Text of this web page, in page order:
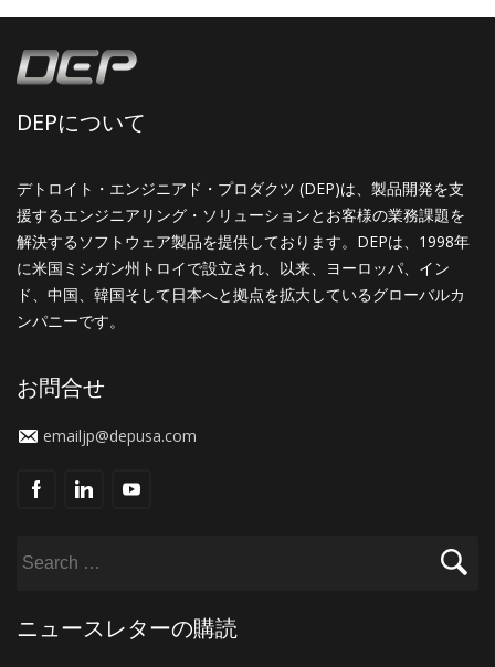
DEPについて
デトロイト・エンジニアド・プロダクツ (DEP)は、製品開発を支
援するエンジニアリング・ソリューションとお客様の業務課題を
解決するソフトウェア製品を提供しております。DEPは、1998年
に米国ミシガン州トロイで設立され、以来、ヨーロッパ、イン
ド、中国、韓国そして日本へと拠点を拡大しているグローバルカ
ンパニーです。
お問合せ
emailjp@depusa.com
ニュースレターの購読